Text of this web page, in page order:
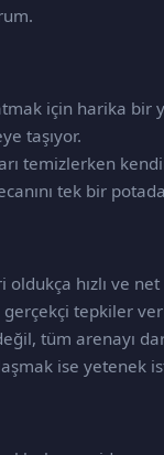
için harika bir
taşıyor.
temizlerken
tek bir
hızlı ve net
tepkiler
tüm arenayı
ise yetenek